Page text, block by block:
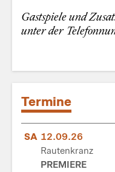
Gastspiele und
unter der
Termine
SA 12.09.26
Rautenkranz
PREMIERE